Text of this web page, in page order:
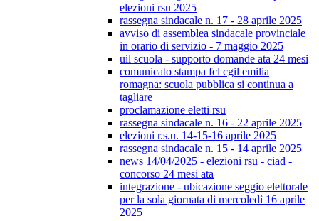
elezioni rsu 2025
rassegna sindacale n. 17 - 28 aprile 2025
avviso di assemblea sindacale provinciale
in orario di servizio - 7 maggio 2025
uil scuola - supporto domande ata 24 mesi
comunicato stampa fcl cgil emilia
romagna: scuola pubblica si continua a
tagliare
proclamazione eletti rsu
rassegna sindacale n. 16 - 22 aprile 2025
elezioni r.s.u. 14-15-16 aprile 2025
rassegna sindacale n. 15 - 14 aprile 2025
news 14/04/2025 - elezioni rsu - ciad -
concorso 24 mesi ata
integrazione - ubicazione seggio elettorale
per la sola giornata di mercoledì 16 aprile
2025